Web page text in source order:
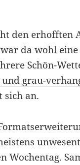
den erhofften
da wohl eine
Schön-
grau-
sich an.